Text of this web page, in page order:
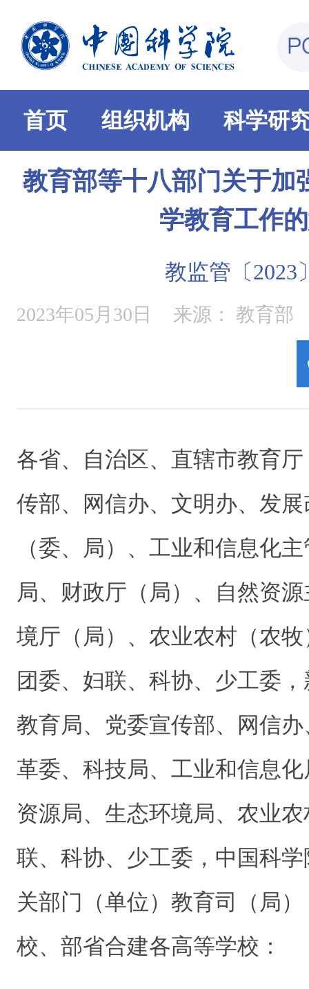
首页 组织机构 科学研
教育部等十八部门关于加
学教育工作
教监管〔2023
2023年05月30日 来源： 教育部
各省、自治区、直辖市教育
传部、网信办、文明办、发
（委、局）、工业和信息化
局、财政厅（局）、自然资
境厅（局）、农业农村（农
团委、妇联、科协、少工委
教育局、党委宣传部、网信
革委、科技局、工业和信息
资源局、生态环境局、农业
联、科协、少工委，中国科
关部门（单位）教育司（局
校、部省合建各高等学校：